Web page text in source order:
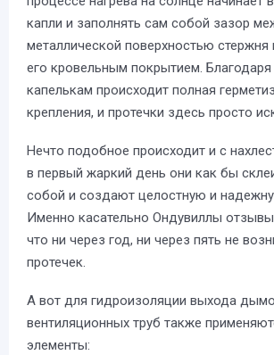
капли и заполнять сам собой зазор
металлической поверхностью
его кровельным покрытием. Благодаря
капелькам происходит полная
крепления, и протечки здесь просто
Нечто подобное происходит и с
в первый жаркий день они как бы
собой и создают целостную и
Именно касательно Ондувиллы
что ни через год, ни через пять не
протечек.
А вот для гидроизоляции выхода
вентиляционных труб также
элементы: